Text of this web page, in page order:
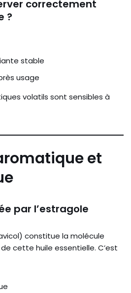
correctement
?
stable
usage
volatils sont sensibles à
et
par l’estragole
constitue la molécule
cette huile essentielle. C’est